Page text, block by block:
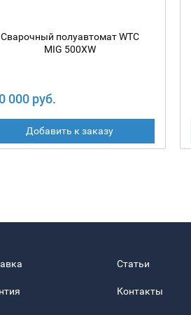
Сварочный полуавтомат WTC
MIG 500XW
000 руб.
Добавить к заказу
Статьи
Контакты